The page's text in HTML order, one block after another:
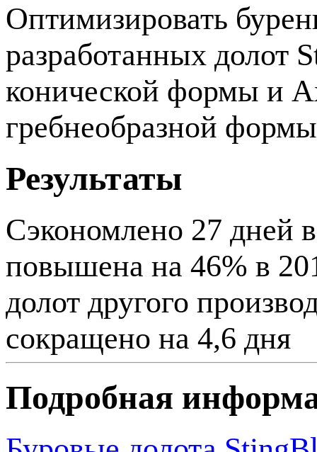
Оптимизировать
разработанных долот
конической формы и
гребнеобразной формы
Результаты
Сэкономлено 27 дней
повышена на 46% в
долот другого
сокращено на 4,6 дня
Подробная